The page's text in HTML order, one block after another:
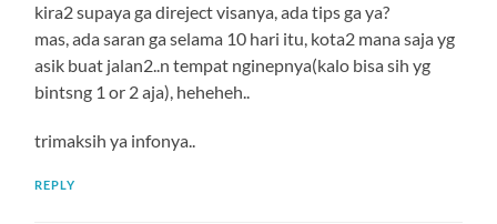
kira2 supaya ga direject visanya, ada tips ga ya?
mas, ada saran ga selama 10 hari itu, kota2 mana saja yg
asik buat jalan2..n tempat nginepnya(kalo bisa sih yg
bintsng 1 or 2 aja), heheheh..
trimaksih ya infonya..
REPLY